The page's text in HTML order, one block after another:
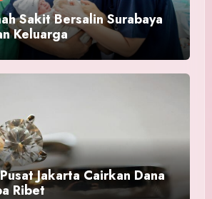
Sakit Bersalin Surabaya
Keluarga
Jakarta Cairkan Dana
Ribet